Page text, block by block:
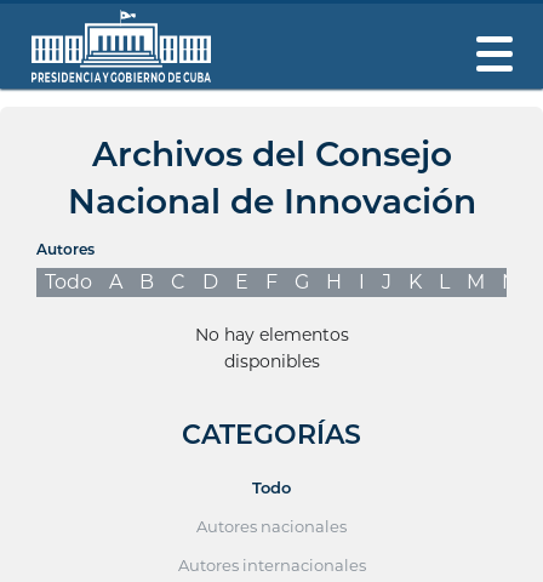
Archivos del Consejo
Nacional de Innovación
Autores
Todo A B C D E F G H I J K L M N
No hay elementos
disponibles
CATEGORÍAS
Todo
Autores nacionales
Autores internacionales